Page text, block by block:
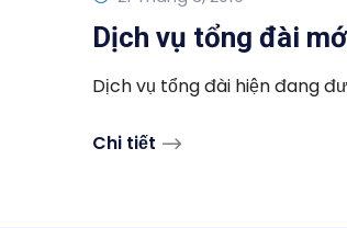
Dịch vụ tổng đài
Dịch vụ tổng đài hiện đang
Chi tiết